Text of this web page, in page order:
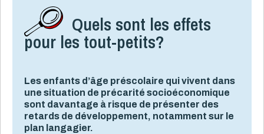
Quels sont les effets
pour les tout-petits?
Les enfants d’âge préscolaire qui vivent dans
une situation de précarité socioéconomique
sont davantage à risque de présenter des
retards de développement, notamment sur le
plan langagier.